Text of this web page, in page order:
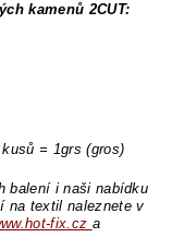
kamenů 2CUT:
kusů = 1grs (gros)
balení i naši nabídku
na textil naleznete v
fix.cz a